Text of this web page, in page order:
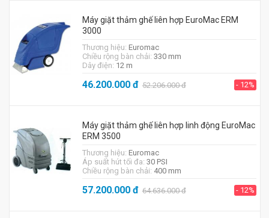
Máy giặt thảm ghế liên hợp EuroMac ERM
3000
Thương hiệu: Euromac
Chiều rộng bàn chải: 330 mm
Dây điện: 12 m
46.200.000đ 52.206.000đ - 12%
Máy giặt thảm ghế liên hợp linh động EuroMac
ERM 3500
Thương hiệu: Euromac
Áp suất hút tối đa: 30 PSI
Chiều rộng bàn chải: 400 mm
57.200.000đ 64.636.000đ - 12%